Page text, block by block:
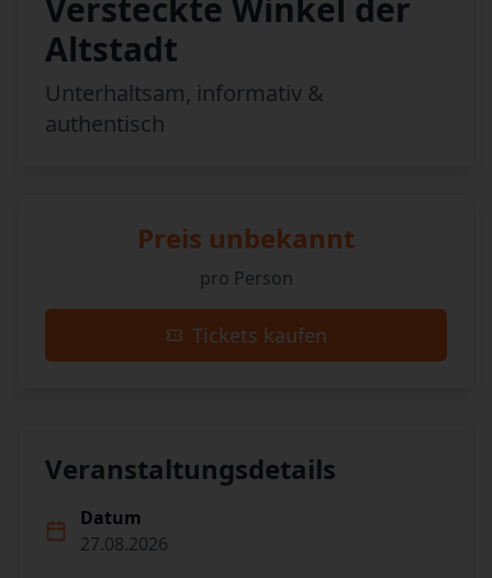
Versteckte Winkel der
Altstadt
Unterhaltsam, informativ &
authentisch
Preis unbekannt
pro Person
Tickets kaufen
Veranstaltungsdetails
Datum
27.08.2026